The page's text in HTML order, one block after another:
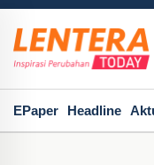
EPaper Headline